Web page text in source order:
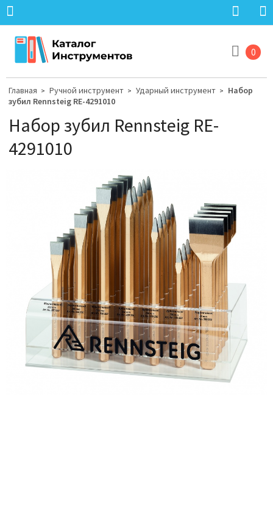
0
Главная > Ручной инструмент > Ударный инструмент > Набор
зубил Rennsteig RE-4291010
Набор зубил Rennsteig RE-
4291010